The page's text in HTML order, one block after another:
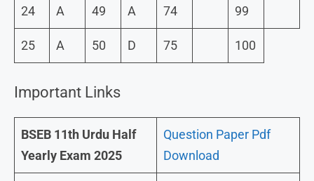
24 A 49 A 74 99
25 A 50 D 75 100
Important Links
BSEB 11th Urdu Half
Yearly Exam 2025
Question Paper Pdf
Download